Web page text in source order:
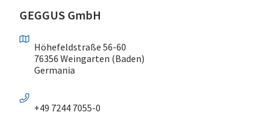
GEGGUS GmbH
Höhefeldstraße 56-60
76356 Weingarten (Baden)
Germania
+49 7244 7055-0